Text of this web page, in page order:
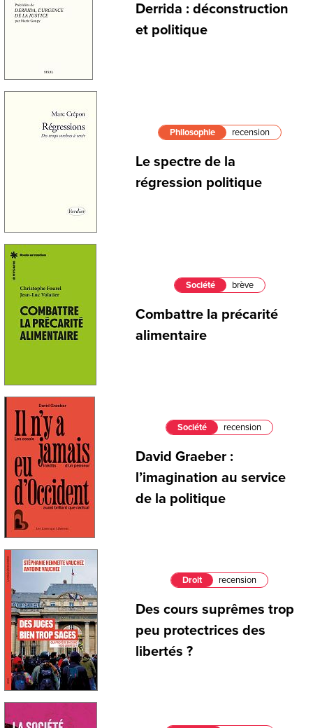
Derrida : déconstruction
et politique
Philosophie recension
Le spectre de la
régression politique
Société brève
Combattre la précarité
alimentaire
Société recension
David Graeber :
l’imagination au service
de la politique
Droit recension
Des cours suprêmes trop
peu protectrices des
libertés ?